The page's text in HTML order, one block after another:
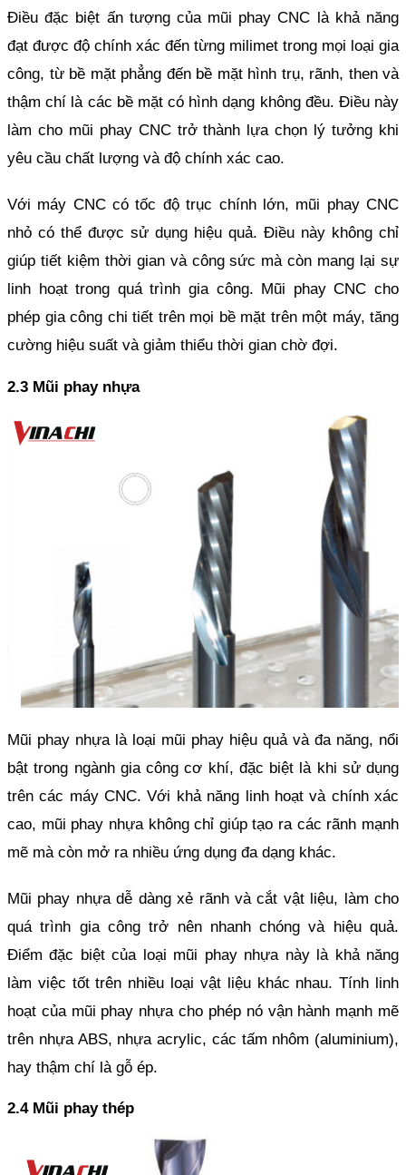
Điều đặc biệt ấn tượng của mũi phay CNC là khả năng
đạt được độ chính xác đến từng milimet trong mọi loại gia
công, từ bề mặt phẳng đến bề mặt hình trụ, rãnh, then và
thậm chí là các bề mặt có hình dạng không đều. Điều này
làm cho mũi phay CNC trở thành lựa chọn lý tưởng khi
yêu cầu chất lượng và độ chính xác cao.
Với máy CNC có tốc độ trục chính lớn, mũi phay CNC
nhỏ có thể được sử dụng hiệu quả. Điều này không chỉ
giúp tiết kiệm thời gian và công sức mà còn mang lại sự
linh hoạt trong quá trình gia công. Mũi phay CNC cho
phép gia công chi tiết trên mọi bề mặt trên một máy, tăng
cường hiệu suất và giảm thiểu thời gian chờ đợi.
2.3 Mũi phay nhựa
Mũi phay nhựa là loại mũi phay hiệu quả và đa năng, nổi
bật trong ngành gia công cơ khí, đặc biệt là khi sử dụng
trên các máy CNC. Với khả năng linh hoạt và chính xác
cao, mũi phay nhựa không chỉ giúp tạo ra các rãnh mạnh
mẽ mà còn mở ra nhiều ứng dụng đa dạng khác.
Mũi phay nhựa dễ dàng xẻ rãnh và cắt vật liệu, làm cho
quá trình gia công trở nên nhanh chóng và hiệu quả.
Điểm đặc biệt của loại mũi phay nhựa này là khả năng
làm việc tốt trên nhiều loại vật liệu khác nhau. Tính linh
hoạt của mũi phay nhựa cho phép nó vận hành mạnh mẽ
trên nhựa ABS, nhựa acrylic, các tấm nhôm (aluminium),
hay thậm chí là gỗ ép.
2.4 Mũi phay thép